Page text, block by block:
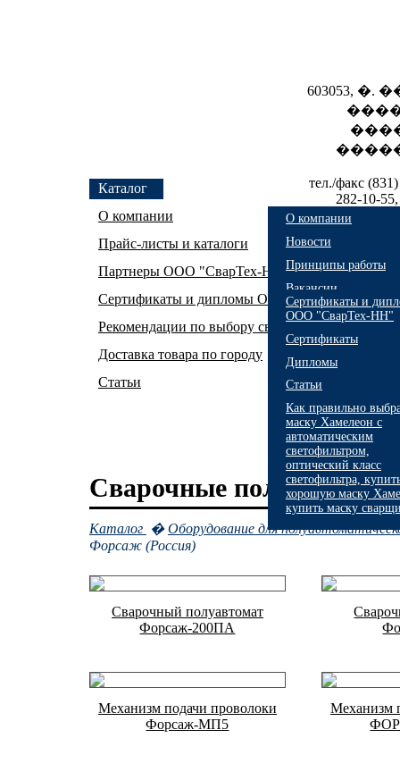
Каталог
О компании
О компании
Новости
Принципы работы
Вакансии
Прайс-листы и каталоги
Партнеры ООО "СварТех-НН"
Сертификаты и дипломы ООО "СварТех-НН"
Сертификаты и
ООО "СварТех-НН"
Сертификаты
Дипломы
Рекомендации по выбору сварочного
Доставка товара по городу
Статьи
Статьи
Как правильно
маску Хамелеон с
автоматическим
светофильтром,
оптический класс
светофильтра,
хорошую маску
купить маску
603053,
тел./факс
282-10-
Сварочные
Каталог �Оборудование для
Форсаж (Россия)
Сварочный полуавтомат
Форсаж-200ПА
Механизм подачи проволоки
Форсаж-МП5
Механизм